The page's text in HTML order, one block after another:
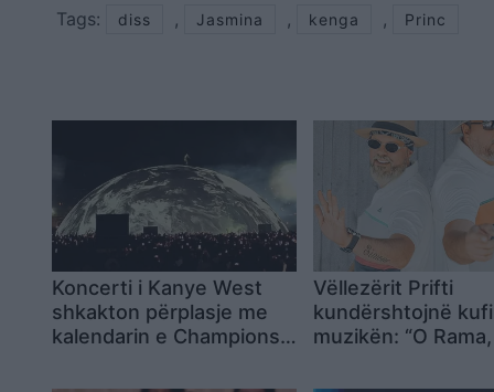
Tags:
diss , Jasmina , kenga , Princ
Koncerti i Kanye West
shkakton përplasje me
kalendarin e Champions
Vëllezërit Prifti
kundërshtojnë
muzikën: “O
vendin? Keq e më